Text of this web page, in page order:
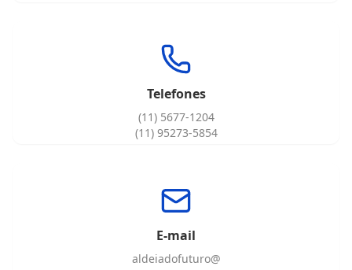
Telefones
(11) 5677-1204
(11) 95273-5854
E-mail
aldeiadofuturo@